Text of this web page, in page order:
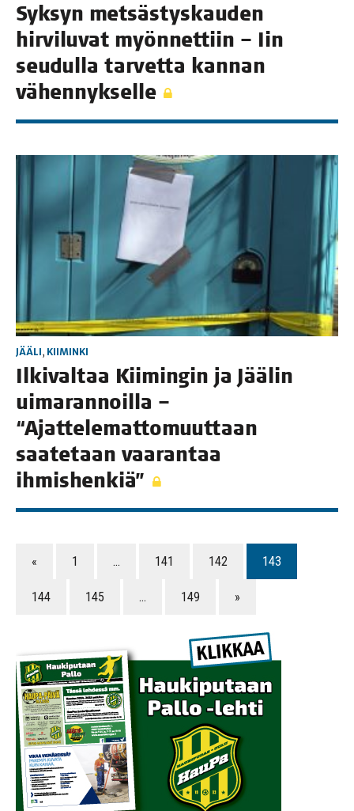
Syk­syn met­säs­tys­kau­den
hir­vi­lu­vat myön­net­tiin – Iin
seu­dul­la tar­vet­ta kan­nan
vähennykselle
JÄÄLI, KIIMINKI
Ilki­val­taa Kii­min­gin ja Jää­lin
uima­ran­noil­la –
“Ajat­te­le­mat­to­muut­taan
saa­te­taan vaa­ran­taa
ihmishenkiä”
« 1 … 141 142 143
144 145 … 149 »